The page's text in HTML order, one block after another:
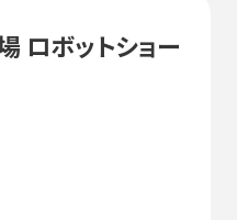
ロボットショー